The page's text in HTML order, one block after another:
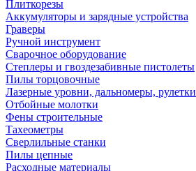
Плиткорезы
Аккумуляторы и зарядные устройства
Граверы
Ручной инструмент
Сварочное оборудование
Степлеры и гвоздезабивные пистолеты
Пилы торцовочные
Лазерные уровни, дальномеры, рулетки
Отбойные молотки
Фены строительные
Тахеометры
Сверлильные станки
Пилы цепные
Расходные материалы